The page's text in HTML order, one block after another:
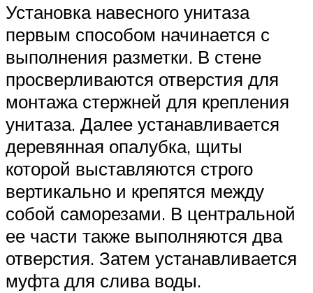
Установка навесного унитаза
первым способом начинается с
выполнения разметки. В стене
просверливаются отверстия для
монтажа стержней для крепления
унитаза. Далее устанавливается
деревянная опалубка, щиты
которой выставляются строго
вертикально и крепятся между
собой саморезами. В центральной
ее части также выполняются два
отверстия. Затем устанавливается
муфта для слива воды.